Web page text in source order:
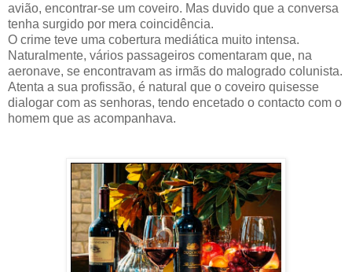
avião, encontrar-se um coveiro. Mas duvido que a conversa
tenha surgido por mera coincidência.
O crime teve uma cobertura mediática muito intensa.
Naturalmente, vários passageiros comentaram que, na
aeronave, se encontravam as irmãs do malogrado colunista.
Atenta a sua profissão, é natural que o coveiro quisesse
dialogar com as senhoras, tendo encetado o contacto com o
homem que as acompanhava.